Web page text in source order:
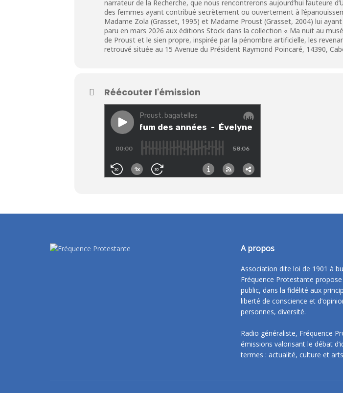
narrateur de la Recherche, que nous rencontrerons aujourd’hui l’auteure
des femmes ayant contribué secrètement ou ouvertement à
Madame Zola (Grasset, 1995) et Madame Proust (Grasset, 2004) lui
paru en mars 2026 aux éditions Stock dans la collection « Ma nuit au
de Proust et le sien propre, inspirée par la pénombre artificielle, les
retrouvé située au 15 Avenue du Président Raymond Poincaré, 14390,
Réécouter l'émission
A propos
Association dite loi de 1901 à
Fréquence Protestante
public, dans la fidélité aux
liberté de conscience et
personnes, diversité.
Radio généraliste, Fréquence
émissions valorisant le débat
termes : actualité, culture et